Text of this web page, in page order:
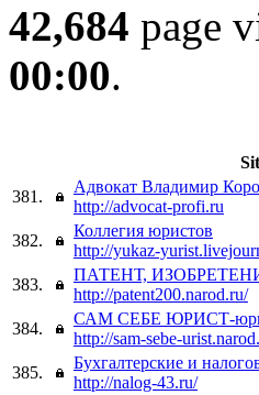
42,684 page
00:00.
381.
Адвокат Владимир
http://advocat-profi.ru
382.
Коллегия юристов
http://yukaz-
383.
ПАТЕНТ,
http://patent200.narod.ru/
384.
САМ СЕБЕ ЮРИСТ-
http://sam-sebe-
385.
Бухгалтерские и
http://nalog-43.ru/